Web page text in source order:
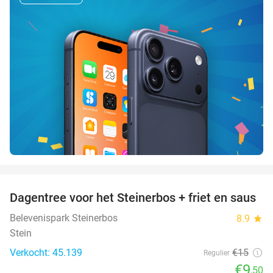
37%
Dagentree voor het Steinerbos + friet en saus
Belevenispark Steinerbos 8.9 star
Stein
Verkocht: 45.139
Regulier €15
,50